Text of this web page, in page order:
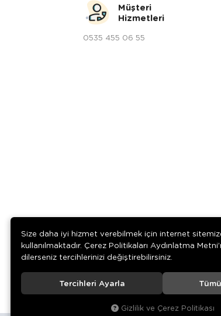
Müşteri
Hizmetleri
0535 455 06 55
© 2020Rengarenk Pet Shop. Tüm hakları saklıdır.
Size daha iyi hizmet verebilmek için internet
kullanılmaktadır. Çerez Politikaları Aydınlatma
dilerseniz tercihlerinizi değiştirebilirsiniz.
Tercihleri Ayarla
Gizlilik ve Çerez Politikası